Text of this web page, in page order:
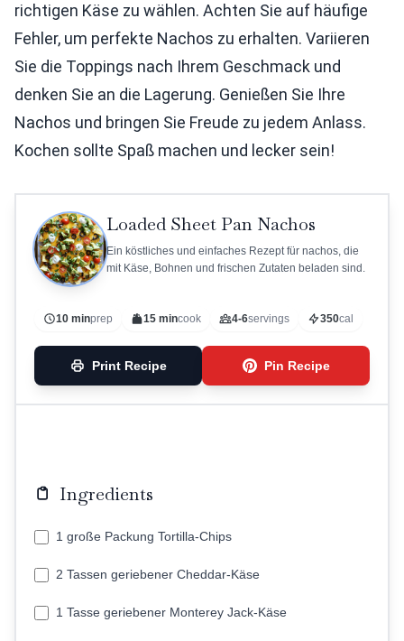
richtigen Käse zu wählen. Achten Sie auf häufige
Fehler, um perfekte Nachos zu erhalten. Variieren
Sie die Toppings nach Ihrem Geschmack und
denken Sie an die Lagerung. Genießen Sie Ihre
Nachos und bringen Sie Freude zu jedem Anlass.
Kochen sollte Spaß machen und lecker sein!
Loaded Sheet Pan Nachos
Ein köstliches und einfaches Rezept für nachos, die
mit Käse, Bohnen und frischen Zutaten beladen sind.
10 minprep 15 mincook 4-6servings 350cal
Print Recipe Pin Recipe
Ingredients
1 große Packung Tortilla-Chips
2 Tassen geriebener Cheddar-Käse
1 Tasse geriebener Monterey Jack-Käse